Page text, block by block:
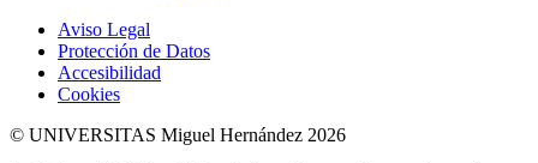
Aviso Legal
Protección de Datos
Accesibilidad
Cookies
© UNIVERSITAS Miguel Hernández 2026